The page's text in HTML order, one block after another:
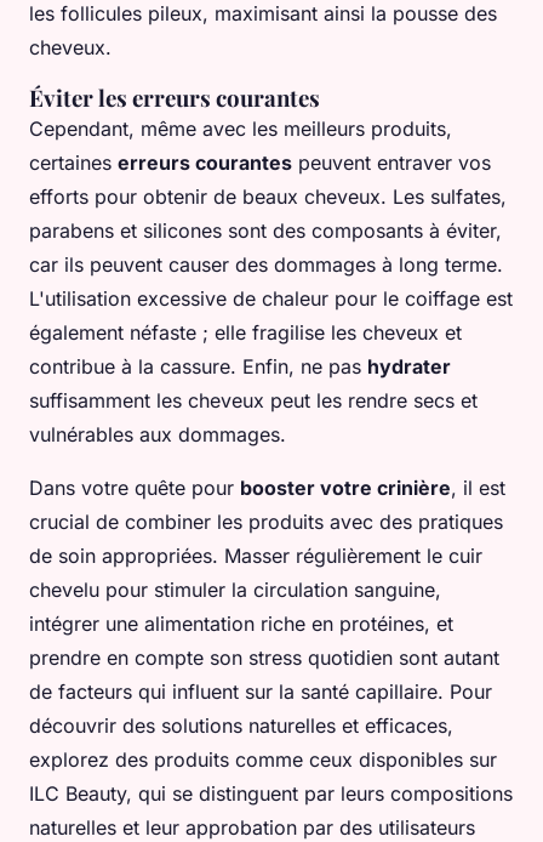
les follicules pileux, maximisant ainsi la pousse des
cheveux.
Éviter les erreurs courantes
Cependant, même avec les meilleurs produits,
certaines erreurs courantes peuvent entraver vos
efforts pour obtenir de beaux cheveux. Les sulfates,
parabens et silicones sont des composants à éviter,
car ils peuvent causer des dommages à long terme.
L'utilisation excessive de chaleur pour le coiffage est
également néfaste ; elle fragilise les cheveux et
contribue à la cassure. Enfin, ne pas hydrater
suffisamment les cheveux peut les rendre secs et
vulnérables aux dommages.
Dans votre quête pour booster votre crinière, il est
crucial de combiner les produits avec des pratiques
de soin appropriées. Masser régulièrement le cuir
chevelu pour stimuler la circulation sanguine,
intégrer une alimentation riche en protéines, et
prendre en compte son stress quotidien sont autant
de facteurs qui influent sur la santé capillaire. Pour
découvrir des solutions naturelles et efficaces,
explorez des produits comme ceux disponibles sur
ILC Beauty, qui se distinguent par leurs compositions
naturelles et leur approbation par des utilisateurs